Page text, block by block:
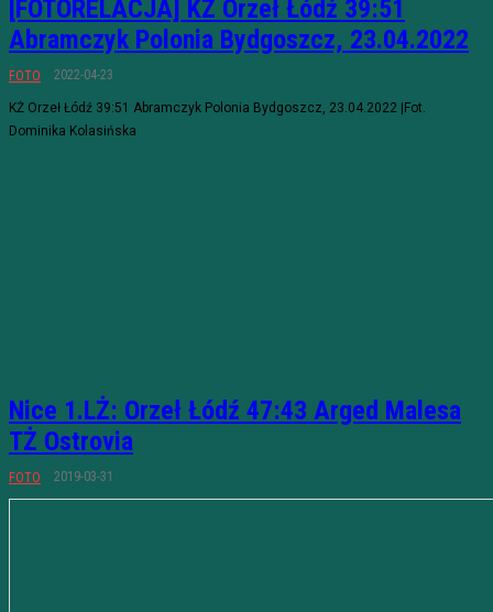
[FOTORELACJA] KŻ Orzeł Łódź 39:51
Abramczyk Polonia Bydgoszcz, 23.04.2022
FOTO 2022-04-23
KŻ Orzeł Łódź 39:51 Abramczyk Polonia Bydgoszcz, 23.04.2022 |Fot.
Dominika Kolasińska
Nice 1.LŻ: Orzeł Łódź 47:43 Arged Malesa
TŻ Ostrovia
FOTO 2019-03-31